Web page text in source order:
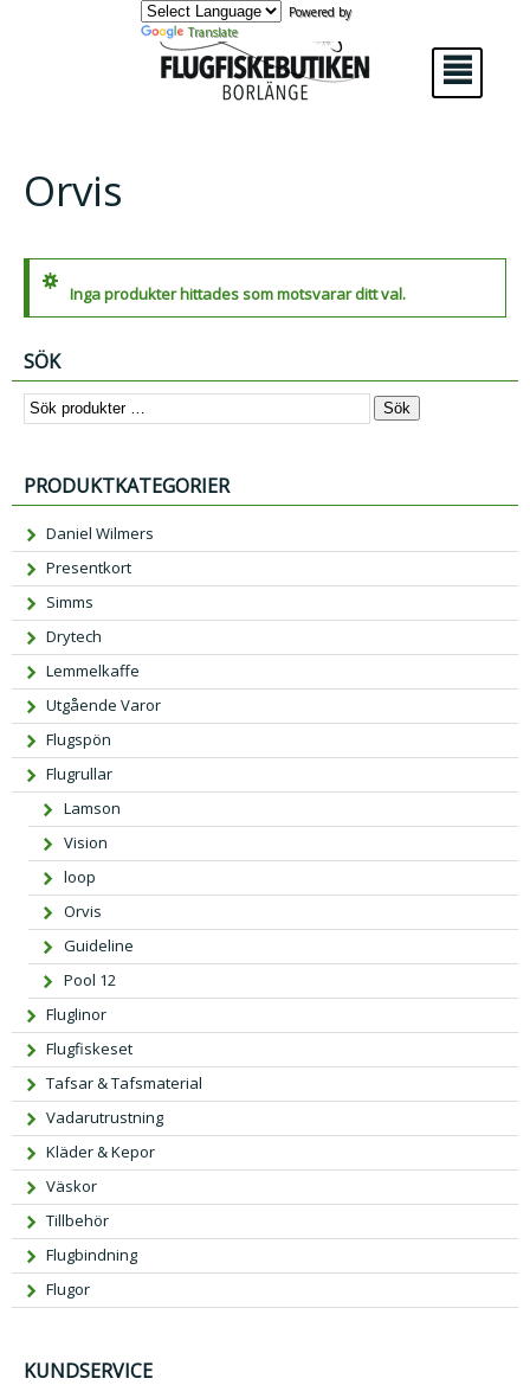
Powered by
Translate
²
Orvis
Inga produkter hittades som motsvarar ditt val.
SÖK
Sök
PRODUKTKATEGORIER
Daniel Wilmers
Presentkort
Simms
Drytech
Lemmelkaffe
Utgående Varor
Flugspön
Flugrullar
Lamson
Vision
loop
Orvis
Guideline
Pool 12
Fluglinor
Flugfiskeset
Tafsar & Tafsmaterial
Vadarutrustning
Kläder & Kepor
Väskor
Tillbehör
Flugbindning
Flugor
KUNDSERVICE